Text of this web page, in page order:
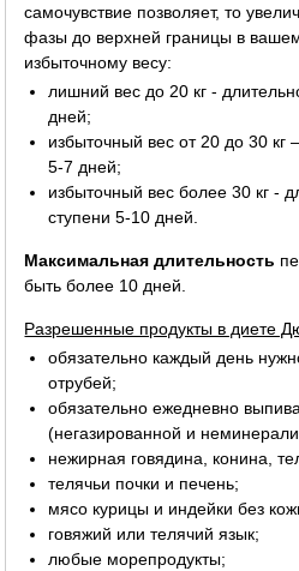
самочувствие позволяет, то
фазы до верхней границы в
избыточному весу:
лишний вес до 20 кг -
дней;
избыточный вес от 20 до 30 кг
5-7 дней;
избыточный вес более 30 кг -
ступени 5-10 дней.
Максимальная длительность
быть более 10 дней.
Разрешенные продукты в диете
обязательно каждый день
отрубей;
обязательно ежедневно
(негазированной и
нежирная говядина, конина,
телячьи почки и печень;
мясо курицы и индейки без
говяжий или телячий язык;
любые морепродукты;